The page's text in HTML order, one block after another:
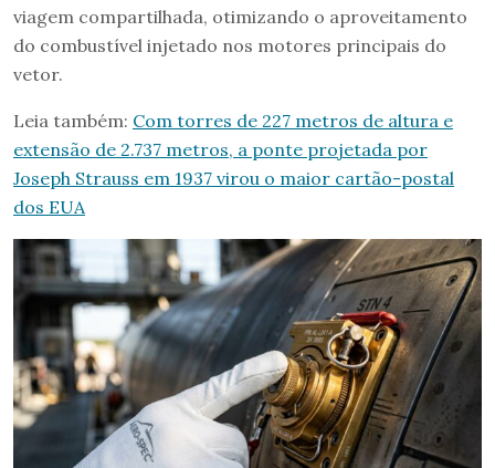
viagem compartilhada, otimizando o aproveitamento
do combustível injetado nos motores principais do
vetor.
Leia também: Com torres de 227 metros de altura e
extensão de 2.737 metros, a ponte projetada por
Joseph Strauss em 1937 virou o maior cartão-postal
dos EUA